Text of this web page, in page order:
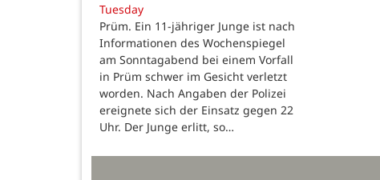
Tuesday
Prüm. Ein 11-jähriger Junge ist nach
Informationen des Wochenspiegel
am Sonntagabend bei einem Vorfall
in Prüm schwer im Gesicht verletzt
worden. Nach Angaben der Polizei
ereignete sich der Einsatz gegen 22
Uhr. Der Junge erlitt, so…